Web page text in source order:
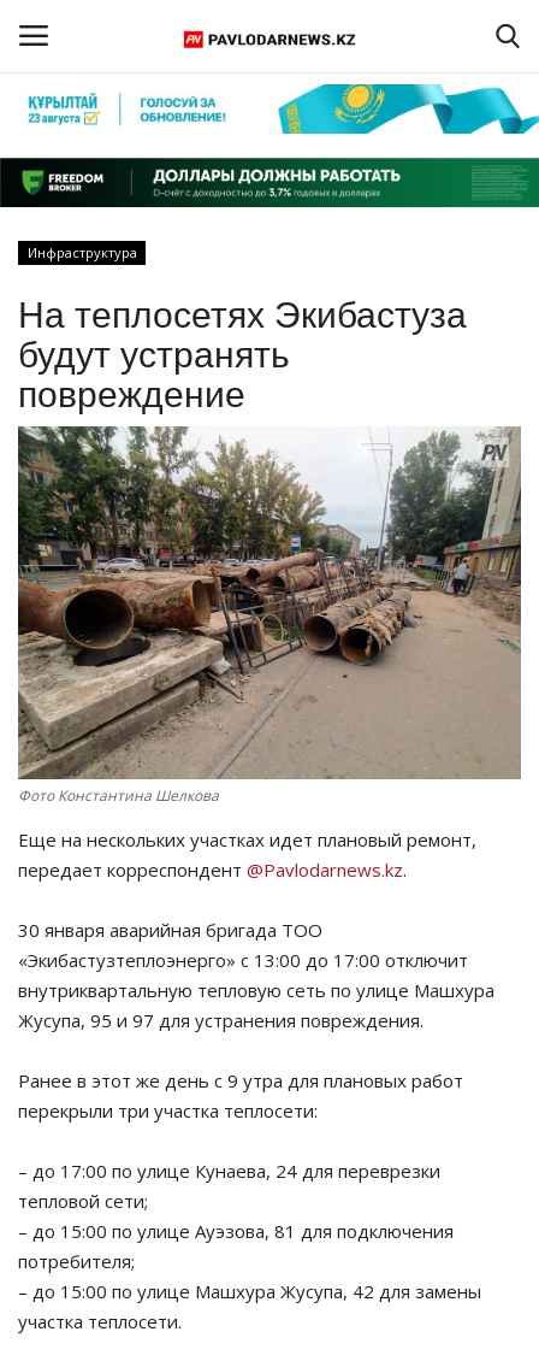
Регистрация
Главная
ПАВЛОДАРСКАЯ ОБЛАСТЬ
КАЗАХСТАН
МИР
СПЕЦПРОЕКТЫ
СПОРТ
Чек-лист
РАЗВЛЕЧЕНИЯ
OFFICIAL
Курултай
Язык
Қазақша Русский
Инфраструктура
На теплосетях Экибастуза
будут устранять
повреждение
Фото Константина Шелкова
Еще на нескольких участках идет плановый ремонт,
передает корреспондент @Pavlodarnews.kz.
30 января аварийная бригада ТОО
«Экибастузтеплоэнерго» с 13:00 до 17:00 отключит
внутриквартальную тепловую сеть по улице Машхура
Жусупа, 95 и 97 для устранения повреждения.
Ранее в этот же день с 9 утра для плановых работ
перекрыли три участка теплосети:
– до 17:00 по улице Кунаева, 24 для переврезки
тепловой сети;
– до 15:00 по улице Ауэзова, 81 для подключения
потребителя;
– до 15:00 по улице Машхура Жусупа, 42 для замены
участка теплосети.